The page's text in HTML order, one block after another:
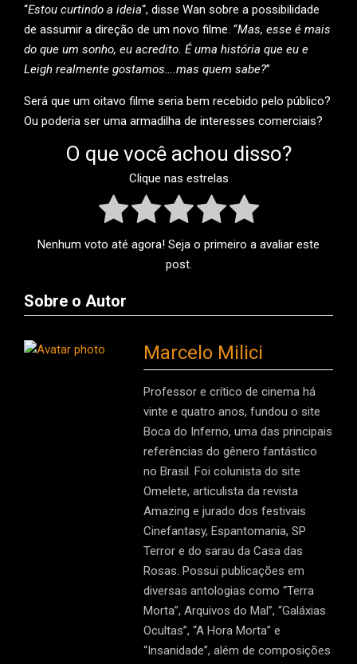
“Estou curtindo a ideia“, disse Wan sobre a possibilidade
de assumir a direção de um novo filme. “Mas, esse é mais
do que um sonho, eu acredito. É uma história que eu e
Leigh realmente gostamos….mas quem sabe?”
Será que um oitavo filme seria bem recebido pelo público?
Ou poderia ser uma armadilha de interesses comerciais?
O que você achou disso?
Clique nas estrelas
Nenhum voto até agora! Seja o primeiro a avaliar este
post.
Sobre o Autor
Marcelo Milici
Professor e crítico de cinema há
vinte e quatro anos, fundou o site
Boca do Inferno, uma das principais
referências do gênero fantástico
no Brasil. Foi colunista do site
Omelete, articulista da revista
Amazing e jurado dos festivais
Cinefantasy, Espantomania, SP
Terror e do sarau da Casa das
Rosas. Possui publicações em
diversas antologias como “Terra
Morta”, Arquivos do Mal”, “Galáxias
Ocultas”, “A Hora Morta” e
“Insanidade”, além de composições